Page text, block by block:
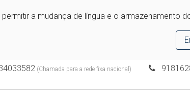
a mudança de língua e o
(Chamada para a rede fixa nacional)